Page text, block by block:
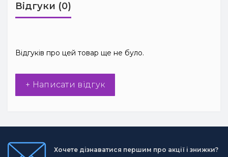
Відгуки (0)
Відгуків про цей товар ще не було.
+ Написати відгук
Хочете дізнаватися першим про акції і знижки?